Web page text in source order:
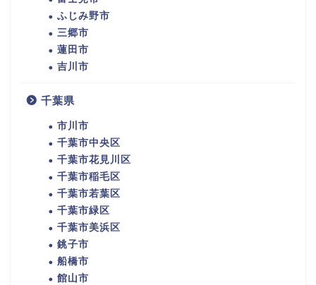
ふじみ野市
三郷市
蓮田市
吉川市
千葉県
市川市
千葉市中央区
千葉市花見川区
千葉市稲毛区
千葉市若葉区
千葉市緑区
千葉市美浜区
銚子市
船橋市
館山市